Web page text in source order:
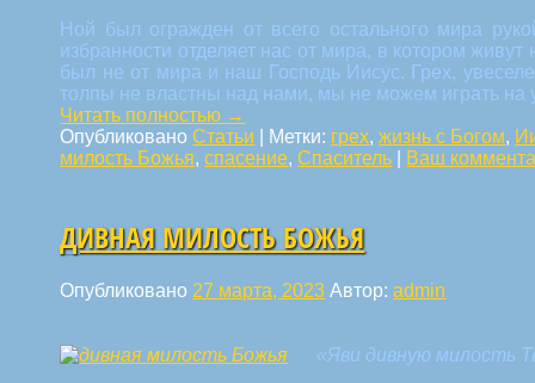
Ной был огражден от всего остального мира
избранности отделяет нас от мира, в котором
был не от мира и наш Господь Иисус. Грех,
толпы не властны над нами, мы не можем играть на
Читать полностью →
ОпубликованоСтатьи Метки: грех,жизнь с Богом,
милость Божья,спасение,Спаситель Ваш
ДИВНАЯ МИЛОСТЬ БОЖЬЯ
Опубликовано 27 марта, 2023 Автор:admin
«Яви дивную милость